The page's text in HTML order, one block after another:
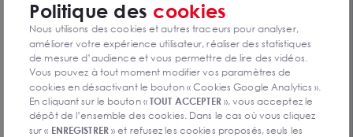
"Les Terrasses de l'Orne : Idéal pour vos bureaux à
Caen"
14120 MONDEVILLE
815 m²
Dès 2 037 575 € HD
Politique des cookies
Nous utilisons des cookies et autres traceurs pour analyser,
améliorer votre expérience utilisateur, réaliser des statistiques
de mesure d’audience et vous permettre de lire des vidéos.
Vous pouvez à tout moment modifier vos paramètres de
cookies en désactivant le bouton « Cookies Google Analytics ».
En cliquant sur le bouton «TOUT ACCEPTER», vous acceptez le
dépôt de l’ensemble des cookies. Dans le cas où vous cliquez
sur « ENREGISTRER» et refusez les cookies proposés, seuls les